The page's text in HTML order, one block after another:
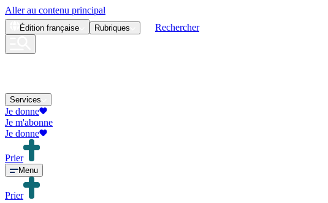
Aller au contenu principal
Édition française Rubriques Rechercher
Services
Je donne
Je m'abonne
Je donne
Prier
Menu
Prier